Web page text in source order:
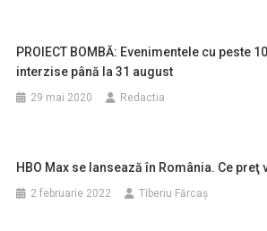
PROIECT BOMBĂ: Evenimentele cu peste
interzise până la 31 august
29 mai 2020 Redactia
HBO Max se lansează în România. Ce preţ
2 februarie 2022 Tiberiu Fărcaş